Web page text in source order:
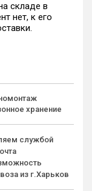
складе в
нет, к его
хранение
службой
из г.Харьков